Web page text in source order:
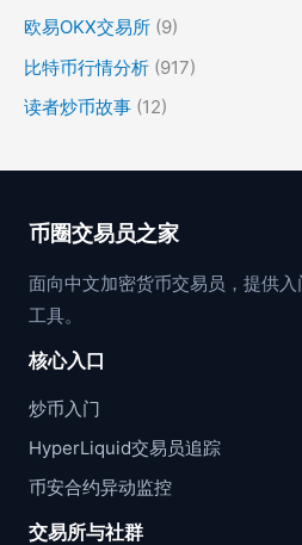
欧易OKX交易所 (9)
比特币行情分析 (917)
读者炒币故事 (12)
币圈交易员之家
面向中文加密货币交易员，提供
工具。
核心入口
炒币入门
HyperLiquid交易员追踪
币安合约异动监控
交易所与社群